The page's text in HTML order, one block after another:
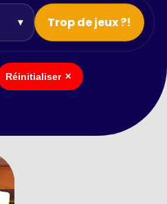
Trop de jeux ?!
Réinitialiser ✕